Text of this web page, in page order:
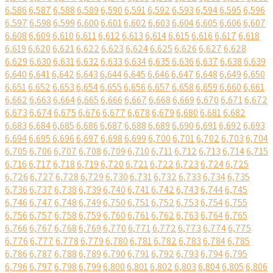
6,5866,5876,5886,5896,5906,5916,5926,5936,5946,5956,596
6,5976,5986,5996,6006,6016,6026,6036,6046,6056,6066,607
6,6086,6096,6106,6116,6126,6136,6146,6156,6166,6176,618
6,6196,6206,6216,6226,6236,6246,6256,6266,6276,628
6,6296,6306,6316,6326,6336,6346,6356,6366,6376,6386,639
6,6406,6416,6426,6436,6446,6456,6466,6476,6486,6496,650
6,6516,6526,6536,6546,6556,6566,6576,6586,6596,6606,661
6,6626,6636,6646,6656,6666,6676,6686,6696,6706,6716,672
6,6736,6746,6756,6766,6776,6786,6796,6806,6816,682
6,6836,6846,6856,6866,6876,6886,6896,6906,6916,6926,693
6,6946,6956,6966,6976,6986,6996,7006,7016,7026,7036,704
6,7056,7066,7076,7086,7096,7106,7116,7126,7136,7146,715
6,7166,7176,7186,7196,7206,7216,7226,7236,7246,725
6,7266,7276,7286,7296,7306,7316,7326,7336,7346,735
6,7366,7376,7386,7396,7406,7416,7426,7436,7446,745
6,7466,7476,7486,7496,7506,7516,7526,7536,7546,755
6,7566,7576,7586,7596,7606,7616,7626,7636,7646,765
6,7666,7676,7686,7696,7706,7716,7726,7736,7746,775
6,7766,7776,7786,7796,7806,7816,7826,7836,7846,785
6,7866,7876,7886,7896,7906,7916,7926,7936,7946,795
6,7966,7976,7986,7996,8006,8016,8026,8036,8046,8056,806